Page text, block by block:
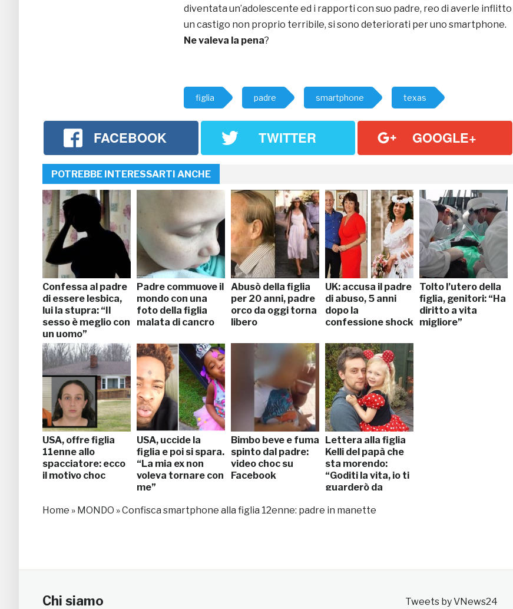
diventata un’adolescente ed i rapporti con suo padre, reo di averle inflitto
un castigo non proprio terribile, si sono deteriorati per uno smartphone.
Ne valeva la pena?
figlia padre smartphone texas
FACEBOOK TWITTER GOOGLE+
POTREBBE INTERESSARTI ANCHE
Confessa al padre
di essere lesbica,
lui la stupra: “Il
sesso è meglio con
un uomo”
Padre commuove il
mondo con una
foto della figlia
malata di cancro
Abusò della figlia
per 20 anni, padre
orco da oggi torna
libero
UK: accusa il padre
di abuso, 5 anni
dopo la
confessione shock
Tolto l’utero della
figlia, genitori: “Ha
diritto a vita
migliore”
USA, offre figlia
11enne allo
spacciatore: ecco
il motivo choc
USA, uccide la
figlia e poi si spara.
“La mia ex non
voleva tornare con
me”
Bimbo beve e fuma
spinto dal padre:
video choc su
Facebook
Lettera alla figlia
Kelli del papà che
sta morendo:
“Goditi la vita, io ti
guarderò da
Home » MONDO »Confisca smartphone alla figlia 12enne: padre in manette
Chi siamo Tweets by VNews24